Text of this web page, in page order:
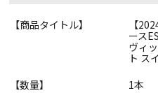
【商品タイトル】
【
ース
ヴィ
ト ス
【数量】
1本